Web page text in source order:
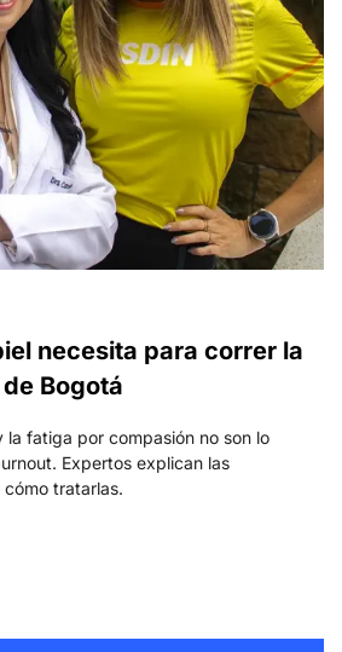
necesita para correr la
Bogotá
fatiga por compasión no son lo
Expertos explican las
tratarlas.